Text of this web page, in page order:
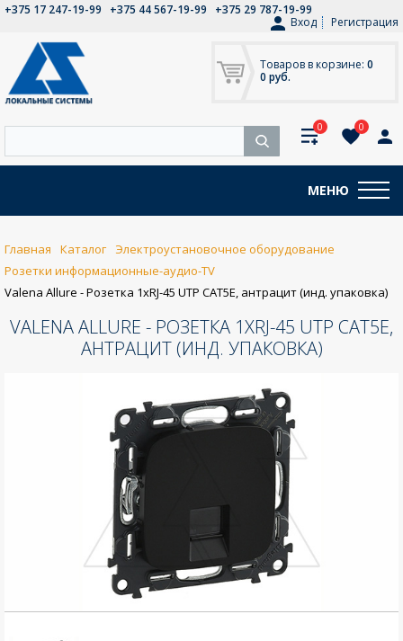
+375 17 247-19-99 +375 44 567-19-99
+375 29 787-19-99
Вход
Регистрация
Товаров в корзине: 0
0 руб.
0 0
МЕНЮ
Главная Каталог
Электроустановочное оборудование
Розетки информационные-аудио-TV
Valena Allure - Розетка 1хRJ-45 UTP CAT5E, антрацит (инд. упаковка)
VALENA ALLURE - РОЗЕТКА 1ХRJ-45 UTP CAT5E,
АНТРАЦИТ (ИНД. УПАКОВКА)